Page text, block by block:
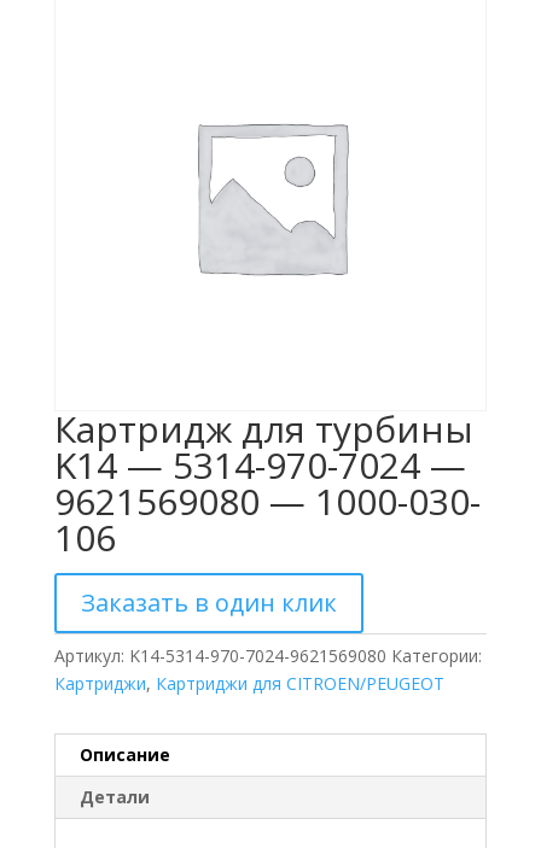
Картридж для турбины
K14 — 5314-970-7024 —
9621569080 — 1000-030-
106
Заказать в один клик
Артикул: K14-5314-970-7024-9621569080 Категории:
Картриджи, Картриджи для CITROEN/PEUGEOT
Описание
Детали